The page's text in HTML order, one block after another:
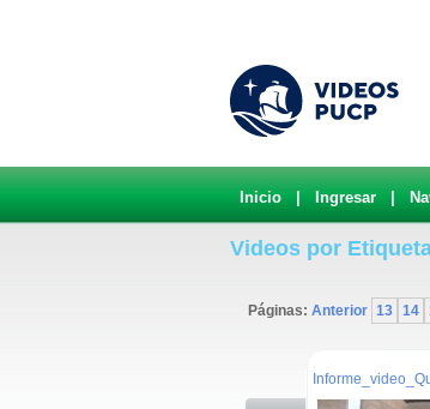
Inicio Ingresar
Videos por
Páginas: Anterior 13 14